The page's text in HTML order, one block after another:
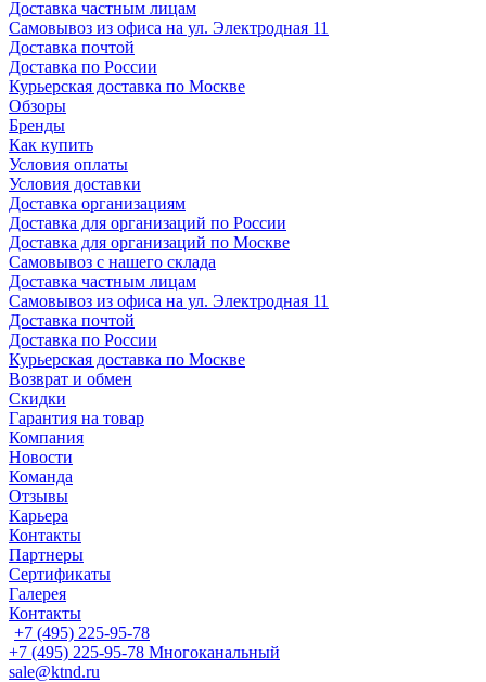
Доставка частным лицам
Самовывоз из офиса на ул. Электродная 11
Доставка почтой
Доставка по России
Курьерская доставка по Москве
Обзоры
Бренды
Как купить
Условия оплаты
Условия доставки
Доставка организациям
Доставка для организаций по России
Доставка для организаций по Москве
Самовывоз с нашего склада
Доставка частным лицам
Самовывоз из офиса на ул. Электродная 11
Доставка почтой
Доставка по России
Курьерская доставка по Москве
Возврат и обмен
Скидки
Гарантия на товар
Компания
Новости
Команда
Отзывы
Карьера
Контакты
Партнеры
Сертификаты
Галерея
Контакты
+7 (495) 225-95-78
+7 (495) 225-95-78 Многоканальный
sale@ktnd.ru